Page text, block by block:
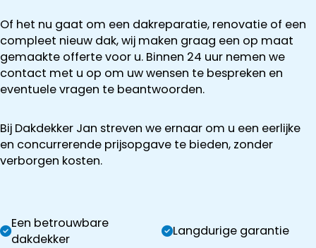
Of het nu gaat om een dakreparatie, renovatie of een
compleet nieuw dak, wij maken graag een op maat
gemaakte offerte voor u. Binnen 24 uur nemen we
contact met u op om uw wensen te bespreken en
eventuele vragen te beantwoorden.
Bij Dakdekker Jan streven we ernaar om u een eerlijke
en concurrerende prijsopgave te bieden, zonder
verborgen kosten.
Een betrouwbare
dakdekker
Langdurige garantie